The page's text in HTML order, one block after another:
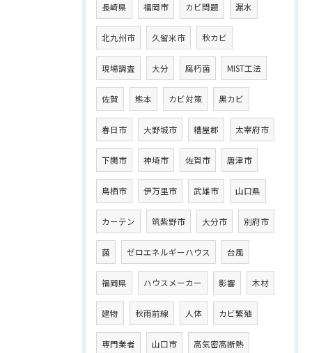
長崎県 福岡市 カビ問題 漏水
北九州市 久留米市 秋カビ
現場調査 大分 腐朽菌 MIST工法
佐賀 熊本 カビ対策 黒カビ
春日市 大野城市 糟屋郡 太宰府市
下関市 神埼市 佐賀市 唐津市
鳥栖市 伊万里市 武雄市 山口県
カーテン 筑紫野市 大分市 別府市
菌 ゼロエネルギーハウス 台風
福岡県 ハウスメーカー 影響 木材
建物 秋雨前線 人体 カビ繁殖
専門業者 山口市 高気密高断熱